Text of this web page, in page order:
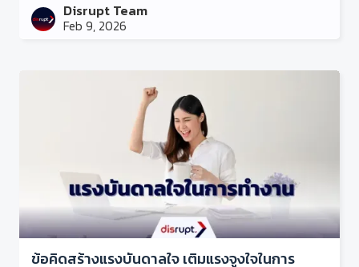
Disrupt Team
Feb 9, 2026
ข้อคิดสร้างแรงบันดาลใจ เติมแรงจูงใจในการ